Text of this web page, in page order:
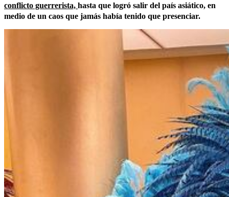
conflicto guerrerista, hasta que logró salir del país asiático, en
medio de un caos que jamás había tenido que presenciar.